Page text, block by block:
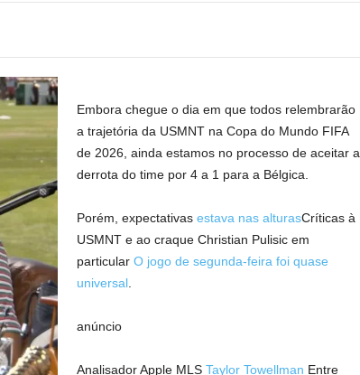
Embora chegue o dia em que todos relembrarão
a trajetória da USMNT na Copa do Mundo FIFA
de 2026, ainda estamos no processo de aceitar a
derrota do time por 4 a 1 para a Bélgica.
Porém, expectativas estava nas alturasCríticas à
USMNT e ao craque Christian Pulisic em
particular O jogo de segunda-feira foi quase
universal.
anúncio
Analisador Apple MLS Taylor Towellman Entre